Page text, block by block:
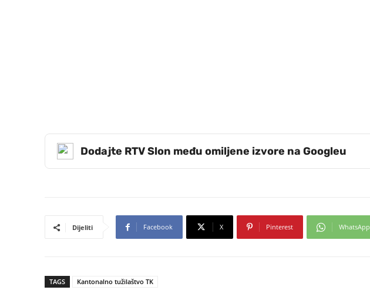
Dodajte RTV Slon među omiljene izvore na Googleu
Dijeliti Facebook X Pinterest WhatsApp
TAGS Kantonalno tužilaštvo TK